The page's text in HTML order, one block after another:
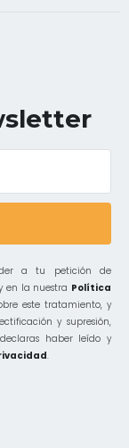
a tu petición de
en la nuestra Política
este tratamiento, y
y supresión,
haber leído y
.